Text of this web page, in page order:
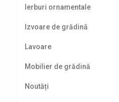
Ierburi ornamentale
Izvoare de grădină
Lavoare
Mobilier de grădină
Noutăți